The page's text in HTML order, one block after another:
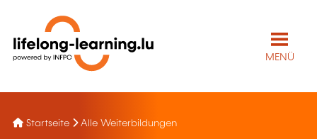
MENÜ
Startseite Alle Weiterbildungen